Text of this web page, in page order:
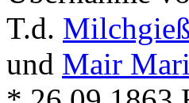
T.d.
und Mair